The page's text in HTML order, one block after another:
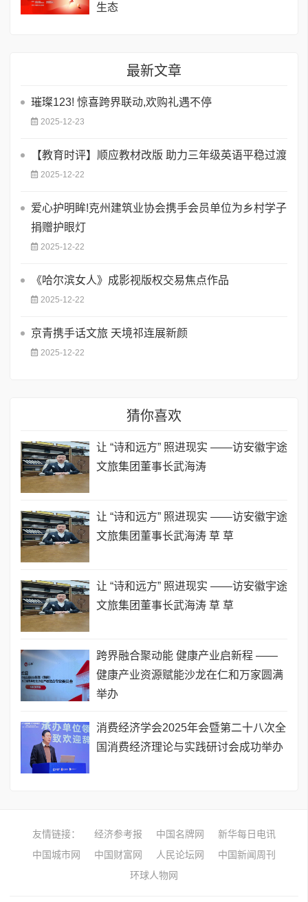
生态
最新文章
璀璨123! 惊喜跨界联动,欢购礼遇不停
2025-12-23
【教育时评】顺应教材改版 助力三年级英语平稳过渡
2025-12-22
爱心护明眸!克州建筑业协会携手会员单位为乡村学子
捐赠护眼灯
2025-12-22
《哈尔滨女人》成影视版权交易焦点作品
2025-12-22
京青携手话文旅 天境祁连展新颜
2025-12-22
猜你喜欢
让 “诗和远方” 照进现实 ——访安徽宇途
文旅集团董事长武海涛
让 “诗和远方” 照进现实 ——访安徽宇途
文旅集团董事长武海涛 草 草
让 “诗和远方” 照进现实 ——访安徽宇途
文旅集团董事长武海涛 草 草
​跨界融合聚动能 健康产业启新程 ——
健康产业资源赋能沙龙在仁和万家圆满
举办
消费经济学会2025年会暨第二十八次全
国消费经济理论与实践研讨会成功举办
友情链接： 经济参考报 中国名牌网
新华每日电讯
中国城市网
中国财富网 人民论坛网
中国新闻周刊
环球人物网